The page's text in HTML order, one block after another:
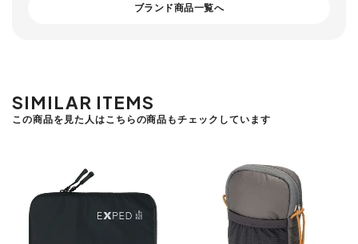
ブランド商品一覧へ
SIMILAR ITEMS
この商品を見た人はこちらの商品もチェックしています